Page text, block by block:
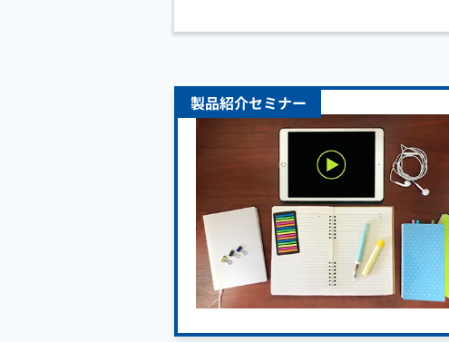
製品紹介セミナー